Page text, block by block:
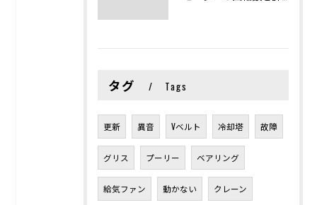
タグ Tags
更新 異音 Vベルト 冷却塔 故障
グリス プーリー ベアリング
給気ファン 動かない クレーン